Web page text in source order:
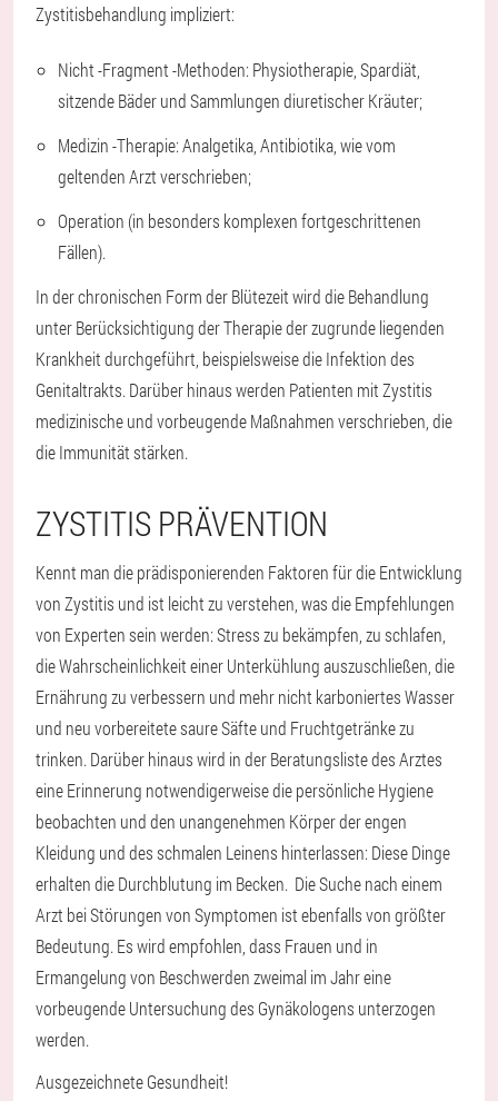
Zystitisbehandlung impliziert:
Nicht -Fragment -Methoden: Physiotherapie, Spardiät,
sitzende Bäder und Sammlungen diuretischer Kräuter;
Medizin -Therapie: Analgetika, Antibiotika, wie vom
geltenden Arzt verschrieben;
Operation (in besonders komplexen fortgeschrittenen
Fällen).
In der chronischen Form der Blütezeit wird die Behandlung
unter Berücksichtigung der Therapie der zugrunde liegenden
Krankheit durchgeführt, beispielsweise die Infektion des
Genitaltrakts. Darüber hinaus werden Patienten mit Zystitis
medizinische und vorbeugende Maßnahmen verschrieben, die
die Immunität stärken.
ZYSTITIS PRÄVENTION
Kennt man die prädisponierenden Faktoren für die Entwicklung
von Zystitis und ist leicht zu verstehen, was die Empfehlungen
von Experten sein werden: Stress zu bekämpfen, zu schlafen,
die Wahrscheinlichkeit einer Unterkühlung auszuschließen, die
Ernährung zu verbessern und mehr nicht karboniertes Wasser
und neu vorbereitete saure Säfte und Fruchtgetränke zu
trinken. Darüber hinaus wird in der Beratungsliste des Arztes
eine Erinnerung notwendigerweise die persönliche Hygiene
beobachten und den unangenehmen Körper der engen
Kleidung und des schmalen Leinens hinterlassen: Diese Dinge
erhalten die Durchblutung im Becken. Die Suche nach einem
Arzt bei Störungen von Symptomen ist ebenfalls von größter
Bedeutung. Es wird empfohlen, dass Frauen und in
Ermangelung von Beschwerden zweimal im Jahr eine
vorbeugende Untersuchung des Gynäkologens unterzogen
werden.
Ausgezeichnete Gesundheit!